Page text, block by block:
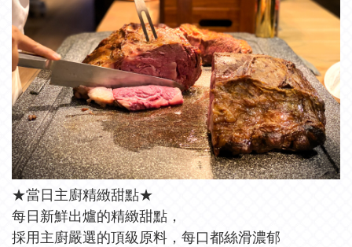
★當日主廚精緻甜點★
每日新鮮出爐的精緻甜點，
採用主廚嚴選的頂級原料，每口都絲滑濃郁